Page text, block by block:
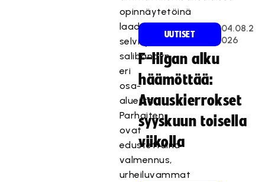
opinnäytetöinä
laadittuja
selvityksiä
salibandyn
eri
osa-
alueilta.
Parhaiten
ovat
edustettuina
valmennus,
urheiluvammat
UUTISET
04.08.2
026
F-liigan alku
häämöttää:
Avauskierrokset
syyskuun toisella
viikolla